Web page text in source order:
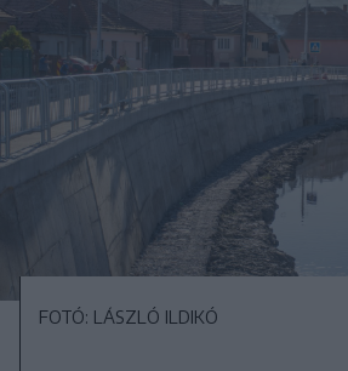
FOTÓ: LÁSZLÓ ILDIKÓ